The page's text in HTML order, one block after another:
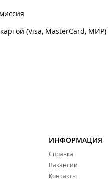
(Visa, MasterCard, МИР)
ИНФОРМАЦИЯ
Справка
Вакансии
Контакты